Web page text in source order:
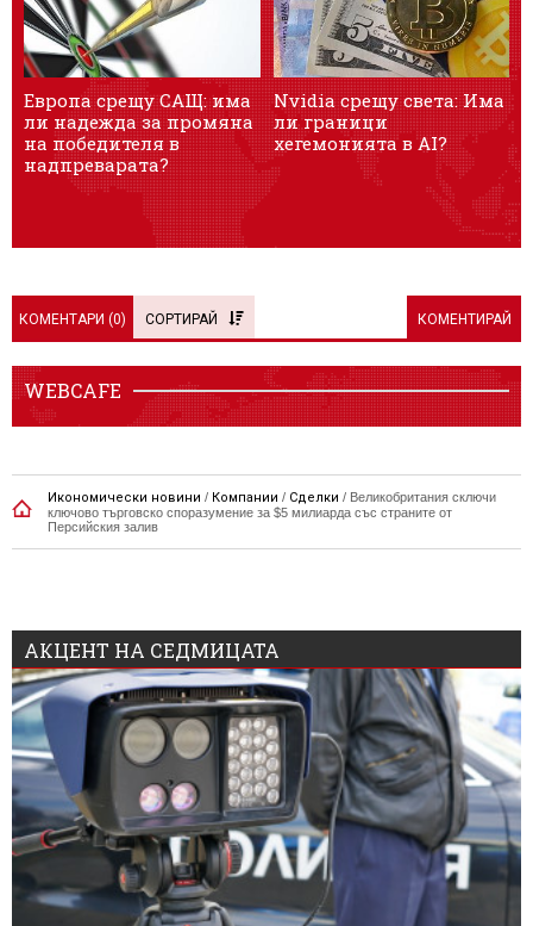
Европа срещу САЩ: има
ли надежда за промяна
на победителя в
надпреварата?
Nvidia срещу света: Има
ли граници
хегемонията в AI?
КОМЕНТАРИ (0) СОРТИРАЙ КОМЕНТИРАЙ
WEBCAFE
Икономически новини / Компании / Сделки / Великобритания сключи
ключово търговско споразумение за $5 милиарда със страните от
Персийския залив
АКЦЕНТ НА СЕДМИЦАТА